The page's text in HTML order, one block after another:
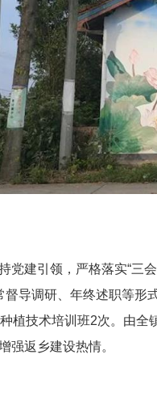
党建引领，严格落实“三
督导调研、年终述职等形
植技术培训班2次。由
强返乡建设热情。